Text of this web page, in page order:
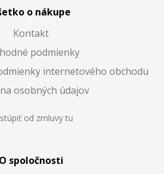
o nákupe
Kontakt
podmienky
internetového obchodu
osobných údajov
od zmluvy tu
O spoločnosti